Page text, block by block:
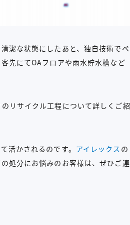
潔な状態にしたあと、独自技術でペ
先にてOAフロアや雨水貯水槽など
リサイクル工程について詳しくご紹
活かされるのです。 アイレックス の
処分にお悩みのお客様は、ぜひご連